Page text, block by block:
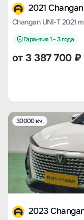
2021
Changan UNI-T 2021
Гарантия 1 - 3 года
от3 387 700₽
30000 км.
2023